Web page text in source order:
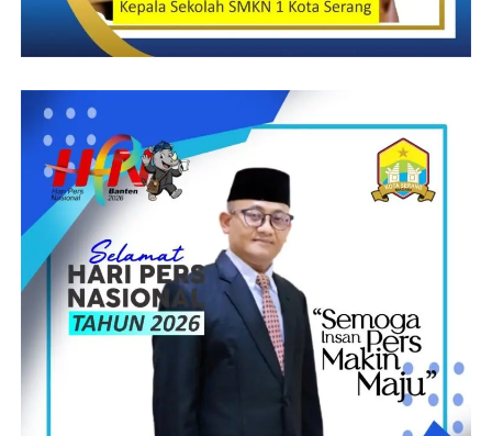
ide dan gagasan dalam program kerjanya dan tentu itu sangat
baik untuk organisasi kedepan” pungkasnya.
Indrimardi22
Post Views: 23